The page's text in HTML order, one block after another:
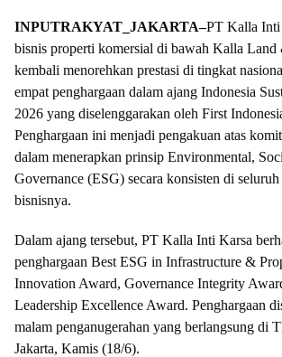
INPUTRAKYAT_JAKARTA–PT Kalla
bisnis properti komersial di bawah Kalla Land
kembali menorehkan prestasi di tingkat
empat penghargaan dalam ajang Indonesia
2026 yang diselenggarakan oleh First
Penghargaan ini menjadi pengakuan atas
dalam menerapkan prinsip Environmental,
Governance (ESG) secara konsisten di
bisnisnya.
Dalam ajang tersebut, PT Kalla Inti Karsa
penghargaan Best ESG in Infrastructure &
Innovation Award, Governance Integrity
Leadership Excellence Award. Penghargaan
malam penganugerahan yang berlangsung di
Jakarta, Kamis (18/6).